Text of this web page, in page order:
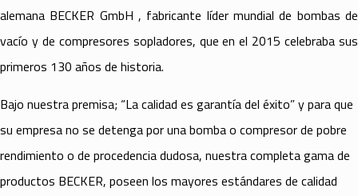
alemana BECKER GmbH , fabricante líder mundial de bombas de
vacío y de compresores sopladores, que en el 2015 celebraba sus
primeros 130 años de historia.
Bajo nuestra premisa; “La calidad es garantía del éxito” y para que
su empresa no se detenga por una bomba o compresor de pobre
rendimiento o de procedencia dudosa, nuestra completa gama de
productos BECKER, poseen los mayores estándares de calidad